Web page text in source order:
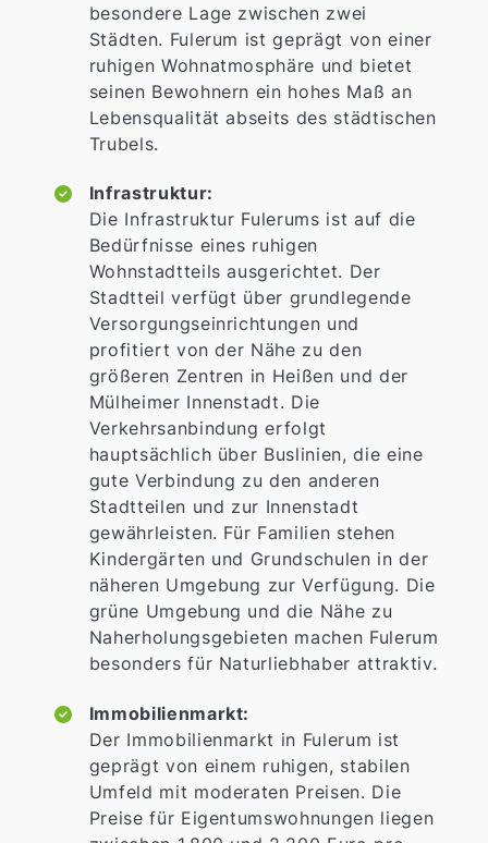
besondere Lage zwischen zwei
Städten. Fulerum ist geprägt von einer
ruhigen Wohnatmosphäre und bietet
seinen Bewohnern ein hohes Maß an
Lebensqualität abseits des städtischen
Trubels.
Infrastruktur:
Die Infrastruktur Fulerums ist auf die
Bedürfnisse eines ruhigen
Wohnstadtteils ausgerichtet. Der
Stadtteil verfügt über grundlegende
Versorgungseinrichtungen und
profitiert von der Nähe zu den
größeren Zentren in Heißen und der
Mülheimer Innenstadt. Die
Verkehrsanbindung erfolgt
hauptsächlich über Buslinien, die eine
gute Verbindung zu den anderen
Stadtteilen und zur Innenstadt
gewährleisten. Für Familien stehen
Kindergärten und Grundschulen in der
näheren Umgebung zur Verfügung. Die
grüne Umgebung und die Nähe zu
Naherholungsgebieten machen Fulerum
besonders für Naturliebhaber attraktiv.
Immobilienmarkt:
Der Immobilienmarkt in Fulerum ist
geprägt von einem ruhigen, stabilen
Umfeld mit moderaten Preisen. Die
Preise für Eigentumswohnungen liegen